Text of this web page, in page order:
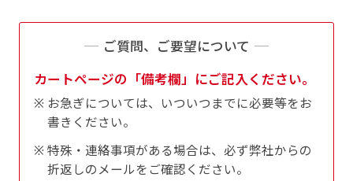
ご質問、ご要望について
カートページの「備考欄」にご記入ください。
お急ぎについては、いついつまでに必要等をお
書きください。
特殊・連絡事項がある場合は、必ず弊社からの
折返しのメールをご確認ください。
Aバナー(60x180)
種のデザインを楽しむことができます。前からも
自由入力(180x60以内)
長辺が180cm以内、短辺が60cm以内であれば自